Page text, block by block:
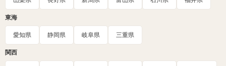
東海
愛知県 静岡県 岐阜県 三重県
関西